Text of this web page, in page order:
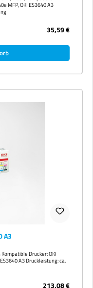
MFP, OKI ES3640 A3
35,59 €
A3
ca.
213,08 €